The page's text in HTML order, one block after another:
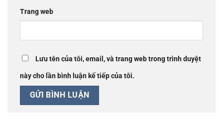
Trang web
Lưu tên của tôi, email, và trang web trong trình duyệt
này cho lần bình luận kế tiếp của tôi.